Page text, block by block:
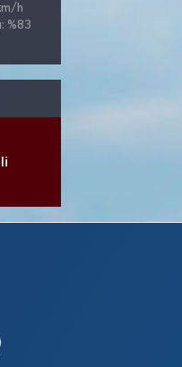
h
%83